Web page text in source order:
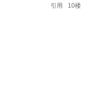
引用 10楼